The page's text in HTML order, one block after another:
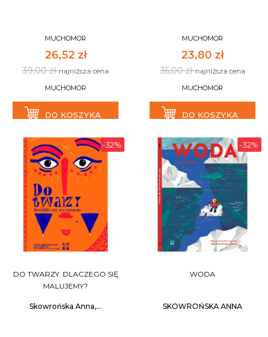
MUCHOMOR
26,52 zł
39,00 złnajniższa cena
MUCHOMOR
DO KOSZYKA
MUCHOMOR
23,80 zł
35,00 złnajniższa cena
MUCHOMOR
DO KOSZYKA
-32%
DO TWARZY. DLACZEGO SIĘ
MALUJEMY?
Skowrońska Anna,...
-32%
WODA
SKOWROŃSKA ANNA